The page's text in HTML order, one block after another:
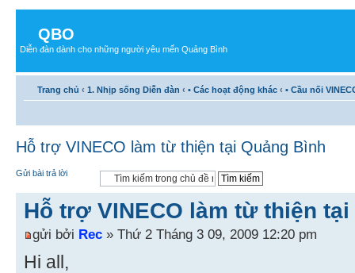
QBO
Diễn đàn dành cho những người yêu mến Quảng Bình
Trang chủ ‹ 1. Nhịp sống Diễn đàn ‹ • Các hoạt động khác ‹ • Cầu nối
Hỗ trợ VINECO làm từ thiện tại Quảng Bình
Gửi bài trả lời
Hỗ trợ VINECO làm từ thiện
gửi bởi Rec » Thứ 2 Tháng 3 09, 2009 12:20 pm
Hi all,